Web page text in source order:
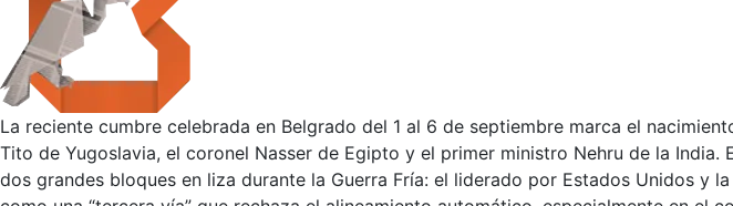
La reciente cumbre celebrada en Belgrado del 1 al 6 de septiembre marca el
Tito de Yugoslavia, el coronel Nasser de Egipto y el primer ministro Nehru de la
dos grandes bloques en liza durante la Guerra Fría: el liderado por Estados Unidos y